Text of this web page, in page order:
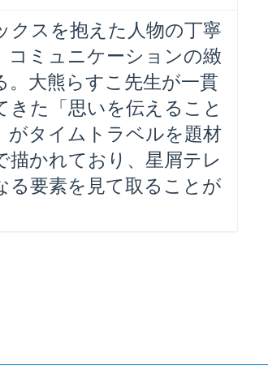
クスを抱えた人物の丁寧
コミュニケーションの緻
。大熊らすこ先生が一貫
きた「思いを伝えること
がタイムトラベルを題材
描かれており、星屑テレ
る要素を見て取ることが